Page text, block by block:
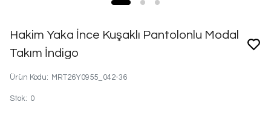
Hakim Yaka İnce Kuşaklı Pantolonlu Modal
Takım İndigo
Ürün Kodu: MRT26Y0955_042-36
Stok: 0